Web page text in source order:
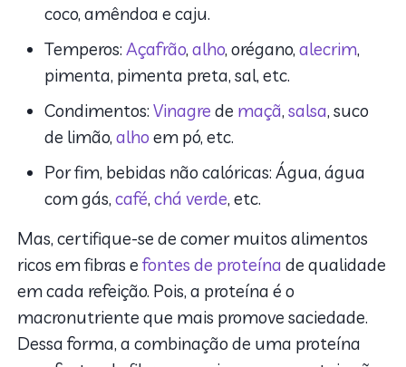
coco, amêndoa e caju.
Temperos:Açafrão,alho, orégano,alecrim,
pimenta, pimenta preta, sal, etc.
Condimentos:Vinagre de maçã,salsa, suco
de limão,alho em pó, etc.
Por fim, bebidas não calóricas: Água, água
com gás,café,chá verde, etc.
Mas, certifique-se de comer muitos alimentos
ricos em fibras efontes de proteína de qualidade
em cada refeição. Pois, a proteína é o
macronutriente que mais promove saciedade.
Dessa forma, a combinação de uma proteína